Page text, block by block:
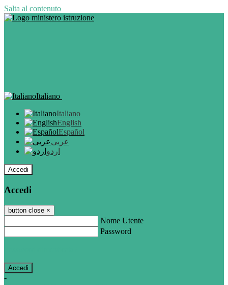
Salta al contenuto
Italiano
Italiano
English
Español
عربى
اردو
Accedi
Accedi
button close ×
Nome Utente
Password
-